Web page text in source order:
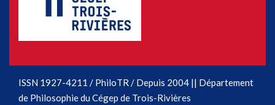
ISSN 1927-4211 / PhiloTR / Depuis 2004 || Département
de Philosophie du Cégep de Trois-Rivières